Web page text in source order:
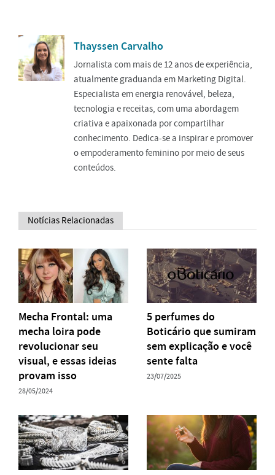
Thayssen Carvalho
Jornalista com mais de 12 anos de experiência,
atualmente graduanda em Marketing Digital.
Especialista em energia renovável, beleza,
tecnologia e receitas, com uma abordagem
criativa e apaixonada por compartilhar
conhecimento. Dedica-se a inspirar e promover
o empoderamento feminino por meio de seus
conteúdos.
Notícias Relacionadas
Mecha Frontal: uma
mecha loira pode
revolucionar seu
visual, e essas ideias
provam isso
28/05/2024
5 perfumes do
Boticário que sumiram
sem explicação e você
sente falta
23/07/2025